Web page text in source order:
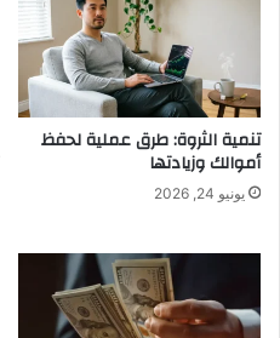
تنمية الثروة: طرق عملية لحفظ
أموالك وزيادتها
يونيو 24, 2026